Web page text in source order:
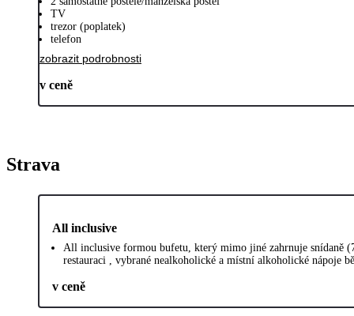
TV
trezor (poplatek)
telefon
zobrazit podrobnosti
v ceně
Strava
All inclusive
All inclusive formou bufetu, který mimo jiné zahrnuje snídaně
restauraci , vybrané nealkoholické a místní alkoholické nápoje
v ceně